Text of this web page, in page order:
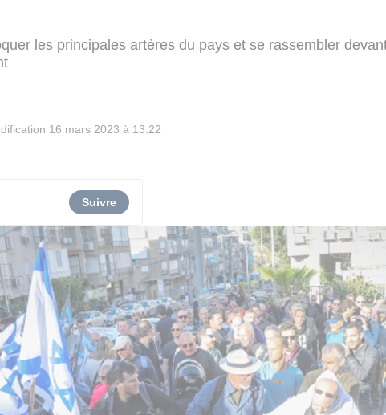
les principales artères du pays et se rassembler
16 mars 2023 à 13:22
Suivre